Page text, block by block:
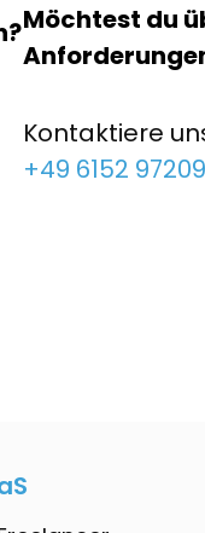
Möchtest du
Kontaktiere
+49 6152